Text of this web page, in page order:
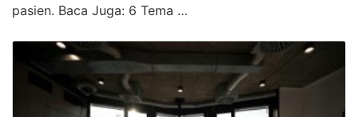
pasien. Baca Juga: 6 Tema …